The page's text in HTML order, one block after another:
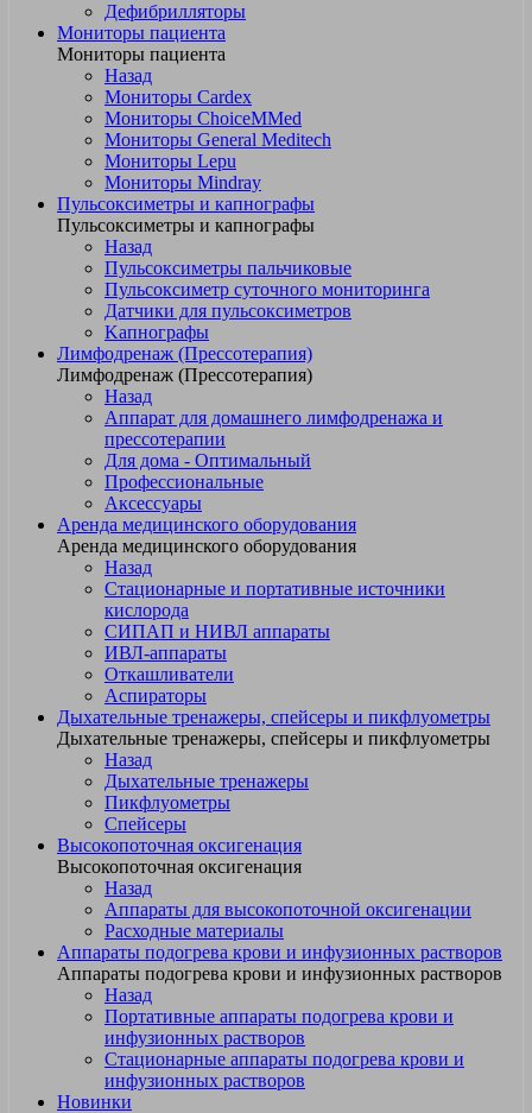
Дефибрилляторы
Мониторы пациента
Мониторы пациента
Назад
Мониторы Cardex
Мониторы ChoiceMMed
Мониторы General Meditech
Мониторы Lepu
Мониторы Mindray
Пульсоксиметры и капнографы
Пульсоксиметры и капнографы
Назад
Пульсоксиметры пальчиковые
Пульсоксиметр суточного мониторинга
Датчики для пульсоксиметров
Kапнографы
Лимфодренаж (Прессотерапия)
Лимфодренаж (Прессотерапия)
Назад
Аппарат для домашнего лимфодренажа и
прессотерапии
Для дома - Оптимальный
Профессиональные
Аксессуары
Аренда медицинского оборудования
Аренда медицинского оборудования
Назад
Стационарные и портативные источники
кислорода
СИПАП и НИВЛ аппараты
ИВЛ-аппараты
Откашливатели
Аспираторы
Дыхательные тренажеры, спейсеры и пикфлуометры
Дыхательные тренажеры, спейсеры и пикфлуометры
Назад
Дыхательные тренажеры
Пикфлуометры
Спейсеры
Высокопоточная оксигенация
Высокопоточная оксигенация
Назад
Аппараты для высокопоточной оксигенации
Расходные материалы
Аппараты подогрева крови и инфузионных растворов
Аппараты подогрева крови и инфузионных растворов
Назад
Портативные аппараты подогрева крови и
инфузионных растворов
Стационарные аппараты подогрева крови и
инфузионных растворов
Новинки